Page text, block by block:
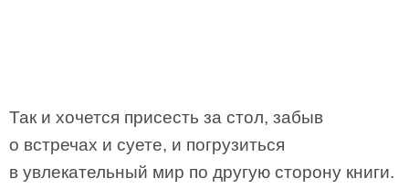
Так и хочется присесть за стол, забыв
о встречах и суете, и погрузиться
в увлекательный мир по другую сторону книги.